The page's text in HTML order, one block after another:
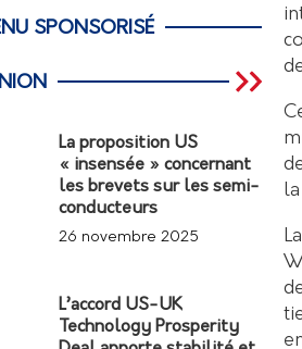
SPONSORISÉ
La proposition US
« insensée » concernant
les brevets sur les semi-
conducteurs
26 novembre 2025
L’accord US-UK
Technology Prosperity